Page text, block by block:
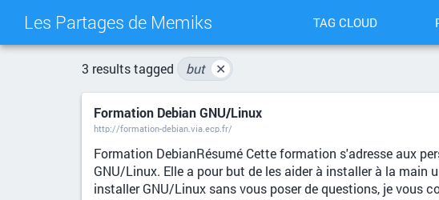
Les Partages de Memiks TAG CLOUD
3 results tagged but ✕
Formation Debian GNU/Linux
http://formation-debian.via.ecp.fr/
Formation DebianRésumé Cette formation s'adresse aux
GNU/Linux. Elle a pour but de les aider à installer à la
installer GNU/Linux sans vous poser de questions, je vous